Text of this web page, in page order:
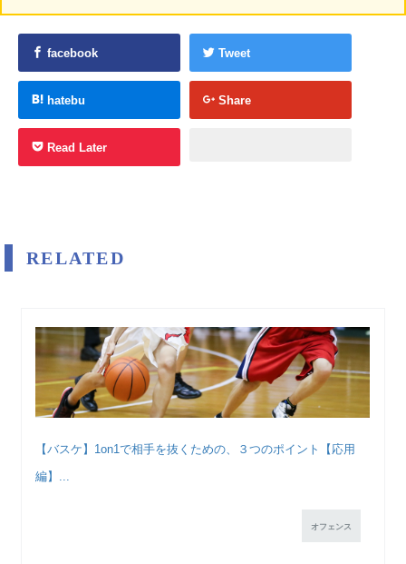
facebook Tweet
hatebu Share
Read Later
RELATED
【バスケ】1on1で相手を抜くための、３つのポイント【応用
編】...
オフェンス